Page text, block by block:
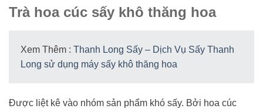
Trà hoa cúc sấy khô thăng hoa
Xem Thêm : Thanh Long Sấy – Dịch Vụ Sấy Thanh
Long sử dụng máy sấy khô thăng hoa
Được liệt kê vào nhóm sản phẩm khó sấy. Bởi hoa cúc